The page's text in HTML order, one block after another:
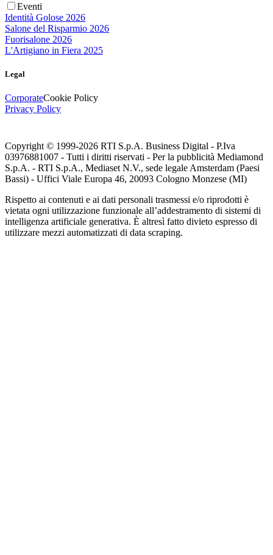
Eventi
Identità Golose 2026
Salone del Risparmio 2026
Fuorisalone 2026
L'Artigiano in Fiera 2025
Legal
CorporateCookie Policy
Privacy Policy
Copyright © 1999-2026 RTI S.p.A. Business Digital - P.Iva
03976881007 - Tutti i diritti riservati - Per la pubblicità Mediamond
S.p.A. - RTI S.p.A., Mediaset N.V., sede legale Amsterdam (Paesi
Bassi) - Uffici Viale Europa 46, 20093 Cologno Monzese (MI)
Rispetto ai contenuti e ai dati personali trasmessi e/o riprodotti è
vietata ogni utilizzazione funzionale all’addestramento di sistemi di
intelligenza artificiale generativa. È altresì fatto divieto espresso di
utilizzare mezzi automatizzati di data scraping.